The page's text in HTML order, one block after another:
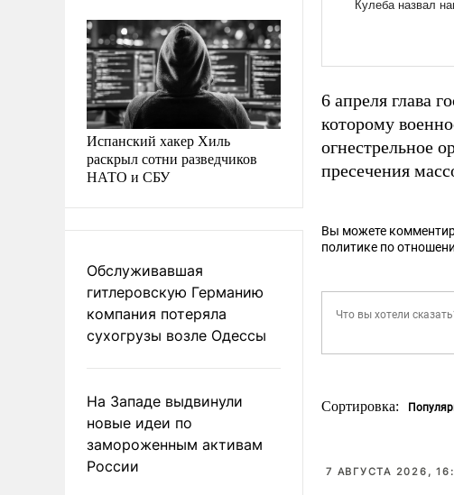
Испанский хакер Хиль
раскрыл сотни разведчиков
НАТО и СБУ
Обслуживавшая
гитлеровскую Германию
компания потеряла
сухогрузы возле Одессы
На Западе выдвинули
новые идеи по
замороженным активам
России
6 апреля глава
которому
огнестрельное
пресечения
Вы можете
политике по
Сортировка:
7 АВГУСТА 2026,